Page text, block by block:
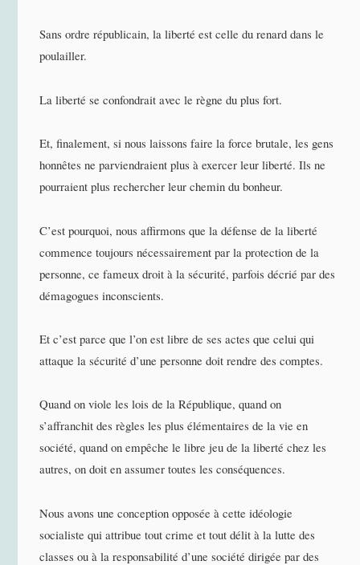
Sans ordre républicain, la liberté est celle du renard dans le
poulailler.
La liberté se confondrait avec le règne du plus fort.
Et, finalement, si nous laissons faire la force brutale, les gens
honnêtes ne parviendraient plus à exercer leur liberté. Ils ne
pourraient plus rechercher leur chemin du bonheur.
C’est pourquoi, nous affirmons que la défense de la liberté
commence toujours nécessairement par la protection de la
personne, ce fameux droit à la sécurité, parfois décrié par des
démagogues inconscients.
Et c’est parce que l’on est libre de ses actes que celui qui
attaque la sécurité d’une personne doit rendre des comptes.
Quand on viole les lois de la République, quand on
s’affranchit des règles les plus élémentaires de la vie en
société, quand on empêche le libre jeu de la liberté chez les
autres, on doit en assumer toutes les conséquences.
Nous avons une conception opposée à cette idéologie
socialiste qui attribue tout crime et tout délit à la lutte des
classes ou à la responsabilité d’une société dirigée par des